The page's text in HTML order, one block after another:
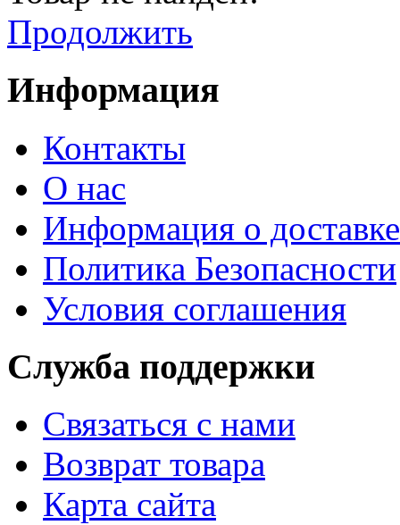
Продолжить
Информация
Контакты
О нас
Информация о доставке
Политика Безопасности
Условия соглашения
Служба поддержки
Связаться с нами
Возврат товара
Карта сайта